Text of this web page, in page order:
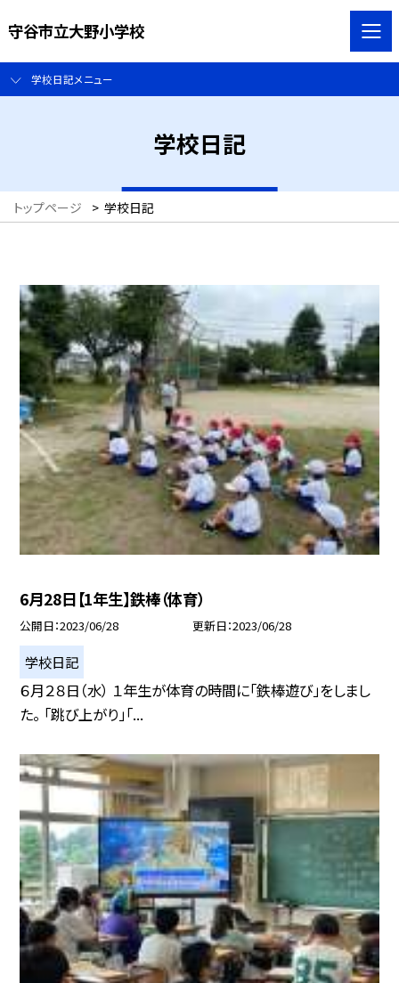
守谷市立大野小学校
学校日記メニュー
学校日記
トップページ > 学校日記
6月28日【1年生】鉄棒（体育）
公開日 2023/06/28 更新日 2023/06/28
学校日記
６月２８日（水） １年生が体育の時間に「鉄棒遊び」をしまし
た。 「跳び上がり」「...